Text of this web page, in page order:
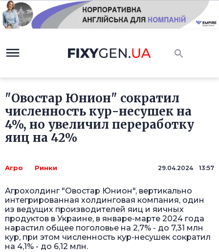
"Овостар Юнион" сократил
численность кур-несушек на
4%, но увеличил переработку
яиц на 42%
Агро Ринки 29.04.2024 13:57
Агрохолдинг "Овостар Юнион", вертикально
интегрированная холдинговая компания, один
из ведущих производителей яиц и яичных
продуктов в Украине, в январе-марте 2024 года
нарастил общее поголовье на 2,7% - до 7,31 млн
кур, при этом численность кур-несушек сократил
на 4,1% - до 6,12 млн.